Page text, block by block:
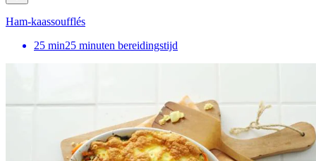
Ham-kaassoufflés
25 min25 minuten bereidingstijd